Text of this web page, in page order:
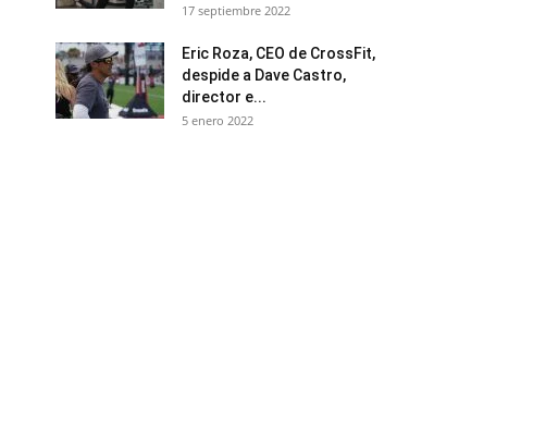
17 septiembre 2022
Eric Roza, CEO de CrossFit,
despide a Dave Castro,
director e...
5 enero 2022